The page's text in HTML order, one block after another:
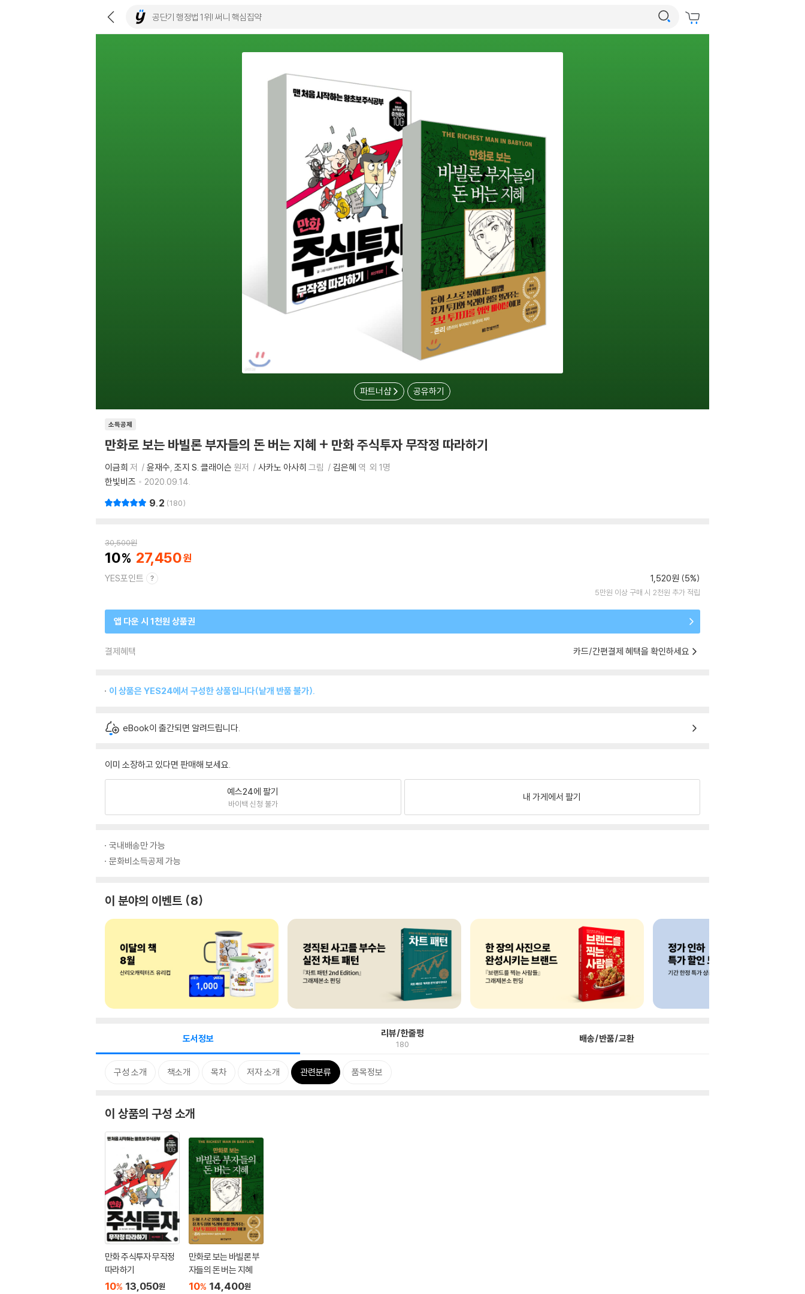
파트너샵 공유하기
소득공제
만화로 보는 바빌론 부자들의 돈 버는 지혜 + 만화 주식투자 무작정 따라하기
이금희 저 윤재수 조지 S. 클래이슨 원저 사카노 아사히 그림 김은혜 역 외 1명
한빛비즈
2020.09.14.
9.2 180
30,500원
10 27,450
YES포인트 1,520원 (5%)
5만원 이상 구매 시 2천원 추가 적립
앱 다운 시 1천원 상품권
결제혜택 카드/간편결제 혜택을 확인하세요
이 상품은 YES24에서 구성한 상품입니다(낱개 반품 불가).
eBook이 출간되면 알려드립니다.
이미 소장하고 있다면 판매해 보세요.
예스24에 팔기
바이백 신청 불가
내 가게에서 팔기
국내배송만 가능
문화비소득공제 가능
이 분야의 이벤트 8
도서정보 리뷰/한줄평
180 배송/반품/교환
구성 소개 책소개 목차 저자 소개 관련분류 품목정보
이 상품의 구성 소개
만화 주식투자 무작정
따라하기
10% 13,050원
만화로 보는 바빌론 부
자들의 돈 버는 지혜
10% 14,400원